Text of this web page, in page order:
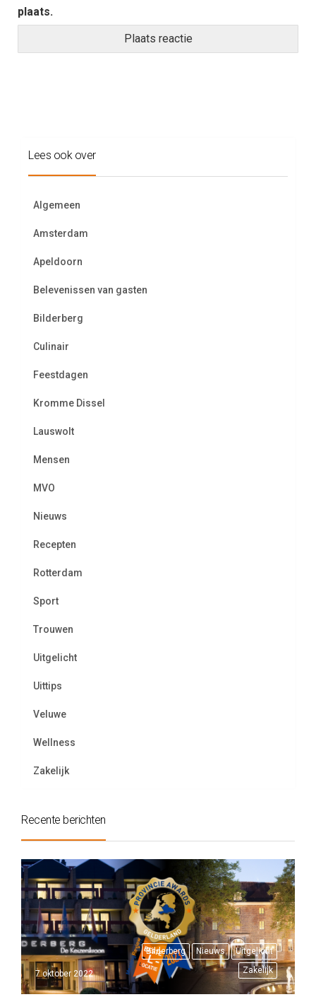
plaats.
Lees ook over
Algemeen
Amsterdam
Apeldoorn
Belevenissen van gasten
Bilderberg
Culinair
Feestdagen
Kromme Dissel
Lauswolt
Mensen
MVO
Nieuws
Recepten
Rotterdam
Sport
Trouwen
Uitgelicht
Uittips
Veluwe
Wellness
Zakelijk
Recente berichten
Bilderberg Nieuws
Uitgelicht
Zakelijk
7 oktober 2022